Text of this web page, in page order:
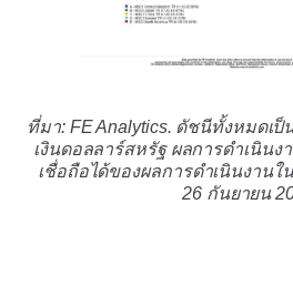
ที่มา: FE Analytics. ดัชนีทั้งหมดเ
เงินดอลลาร์สหรัฐ ผลการดำเนิน
เชื่อถือได้ของผลการดำเนินงาน
26 กันยายน